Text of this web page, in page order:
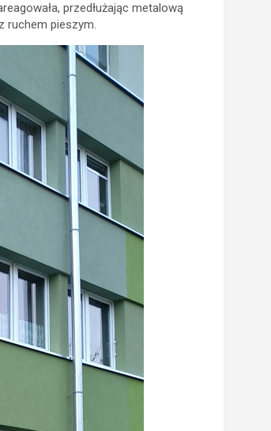
przedłużając metalową
ruchem pieszym.